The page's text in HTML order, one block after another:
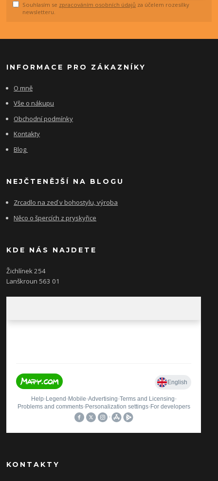
Souhlasím se zpracováním osobních údajů za účelem rozesílky
newsletteru.
INFORMACE PRO ZÁKAZNÍKY
O mně
Vše o nákupu
Obchodní podmínky
Kontakty
Blog
NEJČTENĚJŠÍ NA BLOGU
Zrcadlo na zeď v bohostylu, výroba
Něco o špercích z pryskyřice
KDE NÁS NAJDETE
Žichlínek 254
Lanškroun 563 01
KONTAKTY